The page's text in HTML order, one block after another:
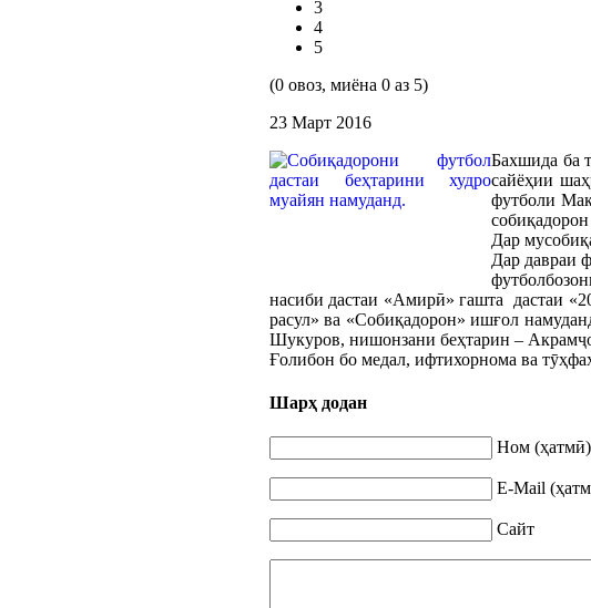
3
4
5
(0 овоз, миёна 0 аз 5)
23 Март 2016
Бахшида ба
сайёҳии
футболи
Дар
Дар давраи
насиби дастаи «Амирӣ» гашта дастаи
расул» ва «Собиқадорон» ишғол
Шукуров, нишонзани беҳтарин –
Ғолибон бо медал, ифтихорнома ва
Шарҳ додан
Ном (ҳатмӣ)
E-Mail
Сайт